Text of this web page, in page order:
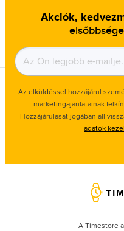
Akciók,
Az elküldéssel hozzájárul
marketingajánlatainak
Hozzájárulását jogában áll
adatok
A Timestore